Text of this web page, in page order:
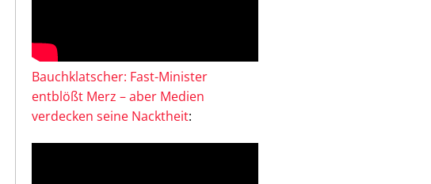
Bauchklatscher: Fast-Minister
entblößt Merz – aber Medien
verdecken seine Nacktheit: